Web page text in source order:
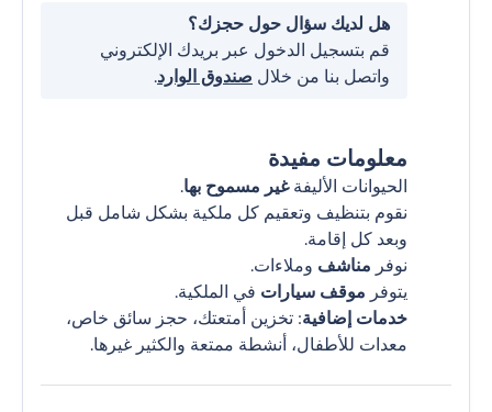
هل لديك سؤال حول حجزك؟
قم بتسجيل الدخول عبر بريدك الإلكتروني
واتصل بنا من خلال صندوق الوارد.
معلومات مفيدة
الحيوانات الأليفةغير مسموح بها.
نقوم بتنظيف وتعقيم كل ملكية بشكل شامل قبل
وبعد كل إقامة.
نوفر مناشف وملاءات.
يتوفر موقف سيارات في الملكية.
خدمات إضافية: تخزين أمتعتك، حجز سائق خاص،
معدات للأطفال، أنشطة ممتعة والكثير غيرها.